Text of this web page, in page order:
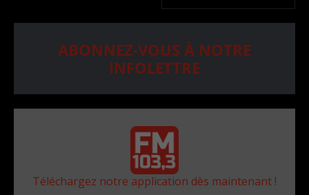
ABONNEZ-VOUS À NOTRE
INFOLETTRE
Téléchargez notre application dès maintenant !